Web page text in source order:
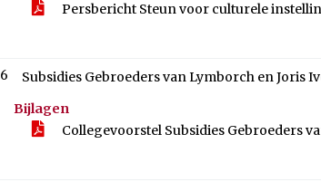
Persbericht Steun voor culturele
Subsidies Gebroeders van Lymborch en Joris
Bijlagen
Collegevoorstel Subsidies Gebroeders